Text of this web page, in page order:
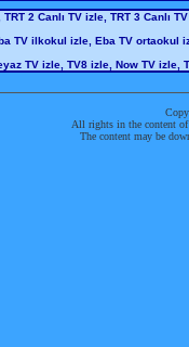
2 Canlı TV izle, TRT 3 Canlı
TV ilkokul izle, Eba TV
TV izle, TV8 izle, Now TV
All rights in the content of
The content may be